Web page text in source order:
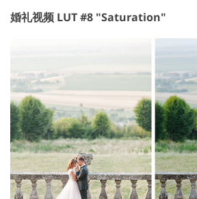
婚礼视频 LUT #8 "Saturation"